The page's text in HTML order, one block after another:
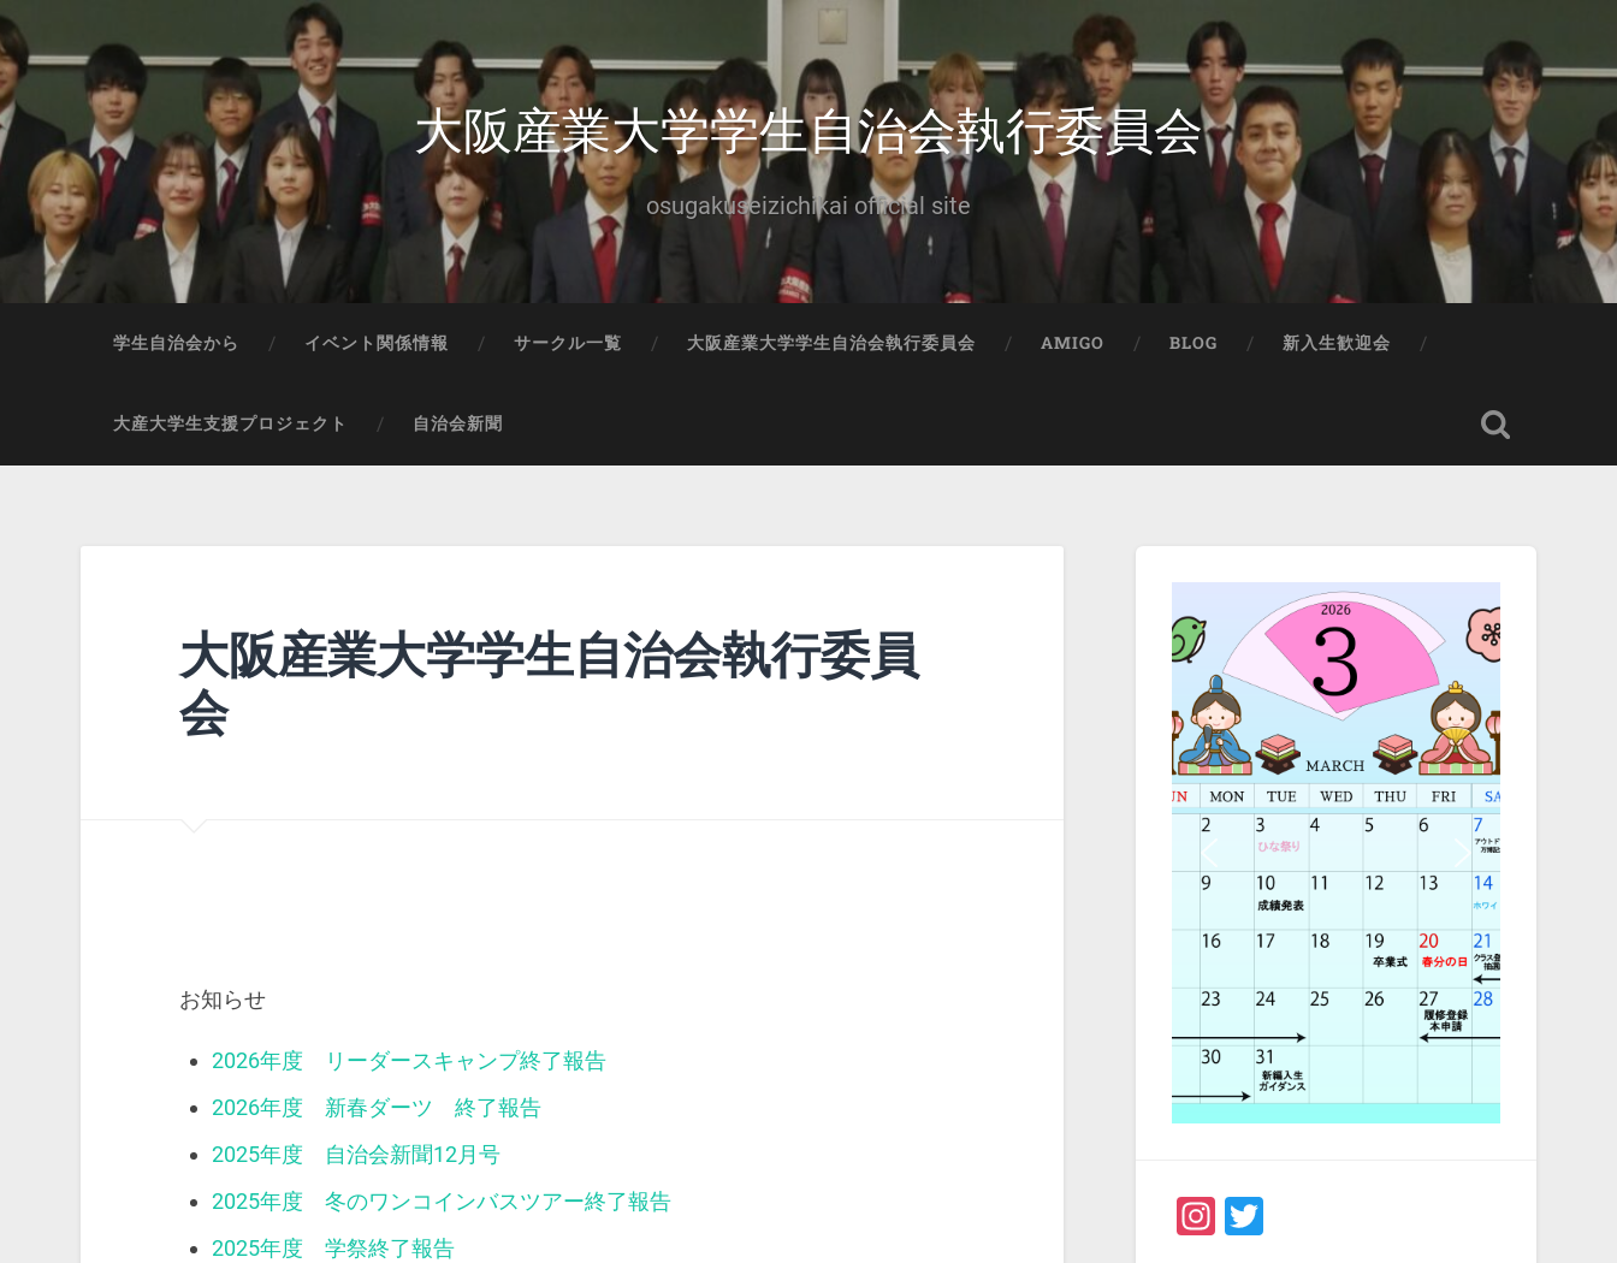
大阪産業大学学生自治会執行委員会
osugakuseizichikai official site
学生自治会から イベント関係情報 サークル一覧 大阪産業大学学生自治会執行委員会 AMIGO BLOG 新入生歓迎会
大産大学生支援プロジェクト 自治会新聞
大阪産業大学学生自治会執行委員
会
お知らせ
2026年度 リーダースキャンプ終了報告
2026年度 新春ダーツ 終了報告
2025年度 自治会新聞12月号
2025年度 冬のワンコインバスツアー終了報告
2025年度 学祭終了報告
Instagram